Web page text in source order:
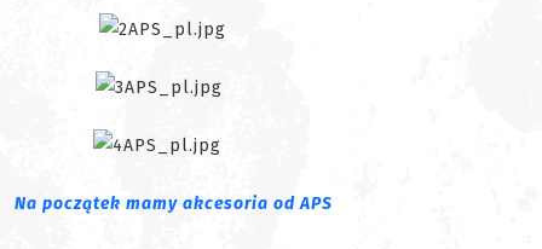
Na początek mamy akcesoria od APS